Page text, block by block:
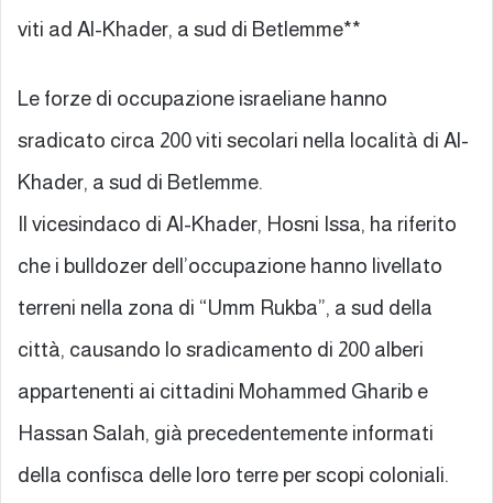
viti ad Al-Khader, a sud di Betlemme**
Le forze di occupazione israeliane hanno
sradicato circa 200 viti secolari nella località di Al-
Khader, a sud di Betlemme.
Il vicesindaco di Al-Khader, Hosni Issa, ha riferito
che i bulldozer dell’occupazione hanno livellato
terreni nella zona di “Umm Rukba”, a sud della
città, causando lo sradicamento di 200 alberi
appartenenti ai cittadini Mohammed Gharib e
Hassan Salah, già precedentemente informati
della confisca delle loro terre per scopi coloniali.